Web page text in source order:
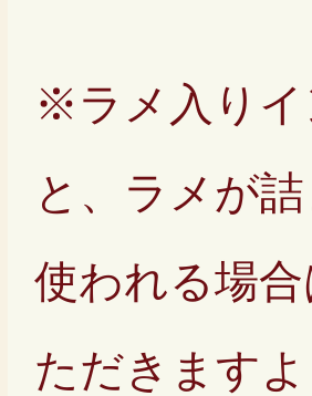
※ラメ入りイ
と、ラメが
使われる場
ただきます